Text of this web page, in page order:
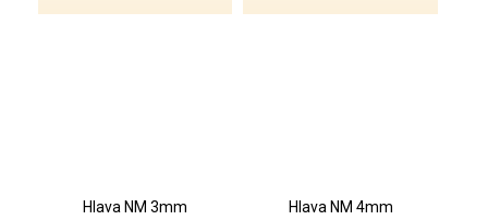
Hlava NM 3mm Hlava NM 4mm